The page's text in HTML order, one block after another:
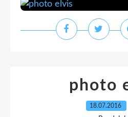
photo
18.07.2016